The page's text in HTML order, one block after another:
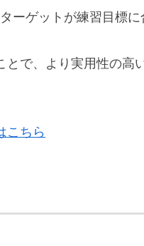
ーゲットが練習目標
とで、より実用性の高
こちら